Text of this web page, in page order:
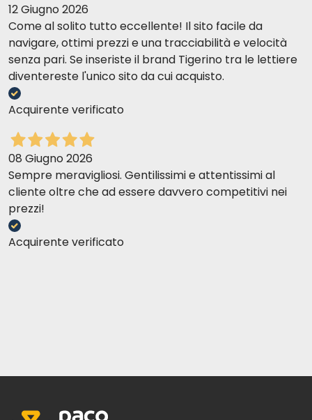
12 Giugno 2026
Come al solito tutto eccellente! Il sito facile da
navigare, ottimi prezzi e una tracciabilità e velocità
senza pari. Se inseriste il brand Tigerino tra le lettiere
diventereste l'unico sito da cui acquisto.
Acquirente verificato
08 Giugno 2026
Sempre meravigliosi. Gentilissimi e attentissimi al
cliente oltre che ad essere davvero competitivi nei
prezzi!
Acquirente verificato